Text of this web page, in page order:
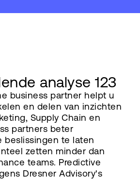
analyse 123
business partner helpt u
en delen van inzichten
Supply Chain en
partners beter
beslissingen te laten
zetten minder dan
teams. Predictive
Dresner Advisory's